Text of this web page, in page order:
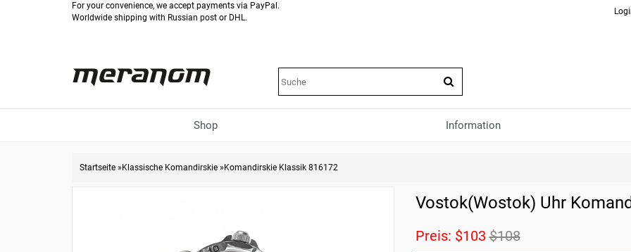
For your convenience, we accept payments via PayPal.
Worldwide shipping with Russian post or DHL.
Shop Information
Startseite » Klassische Komandirskie » Komandirskie Klassik 816172
Vostok(Wostok) Uhr
Preis: $103 $108